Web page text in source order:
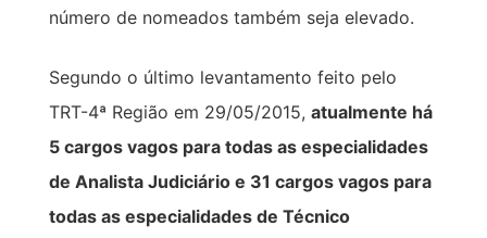
número de nomeados também seja elevado.
Segundo o último levantamento feito pelo
TRT-4ª Região em 29/05/2015, atualmente há
5 cargos vagos para todas as especialidades
de Analista Judiciário e 31 cargos vagos para
todas as especialidades de Técnico